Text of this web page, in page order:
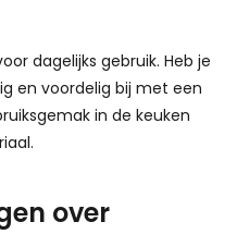
dagelijks gebruik. Heb je
en voordelig bij met een
in de keuken
over